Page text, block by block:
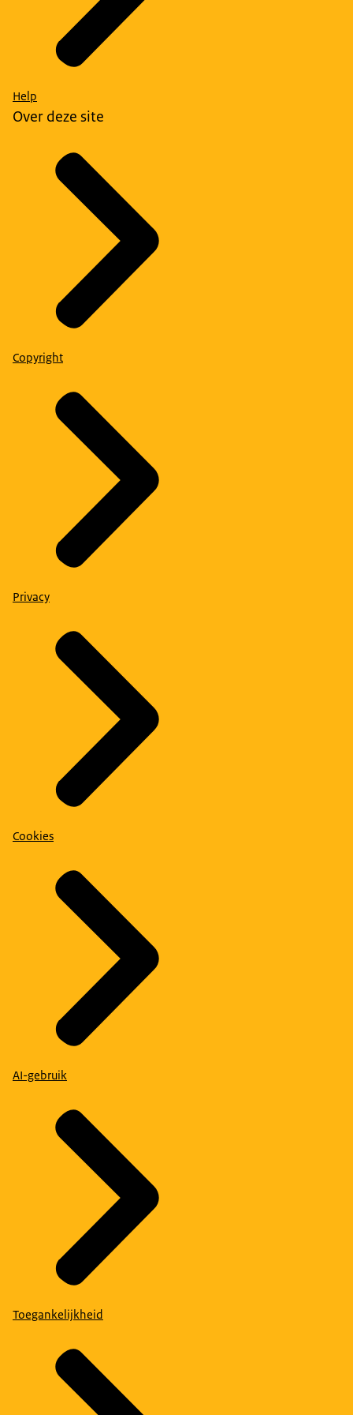
Help
Over deze site
Copyright
Privacy
Cookies
AI-gebruik
Toegankelijkheid